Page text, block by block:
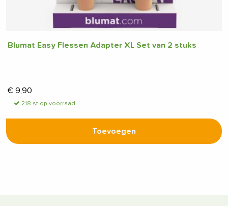
Blumat Easy Flessen Adapter XL Set van 2 stuks
€ 9,90
218 st op voorraad
Toevoegen